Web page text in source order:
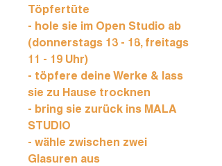
Töpfertüte
- hole sie im Open Studio ab
(donnerstags 13 - 18, freitags
11 - 19 Uhr)
- töpfere deine Werke & lass
sie zu Hause trocknen
- bring sie zurück ins MALA
STUDIO
- wähle zwischen zwei
Glasuren aus